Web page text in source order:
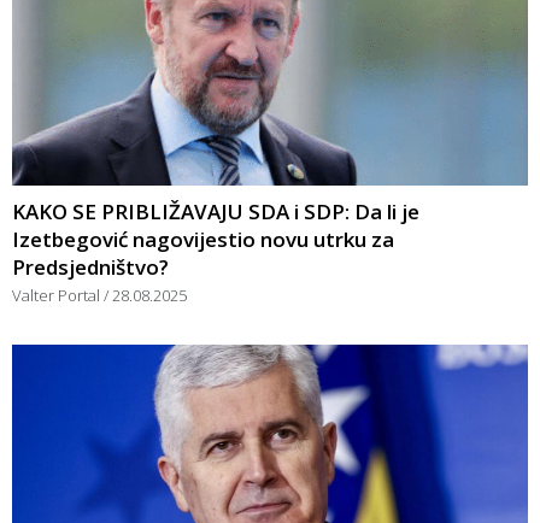
KAKO SE PRIBLIŽAVAJU SDA i SDP: Da li je
Izetbegović nagovijestio novu utrku za
Predsjedništvo?
Valter Portal 28.08.2025